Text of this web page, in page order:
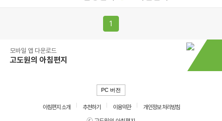
1
모바일 앱 다운로드
고도원의 아침편지
PC 버전
아침편지 소개 추천하기 이용약관
개인정보 처리방침